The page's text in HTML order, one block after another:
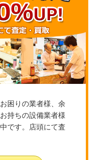
困りの業者様、余
持ちの設備業者様
です。店頭にて査